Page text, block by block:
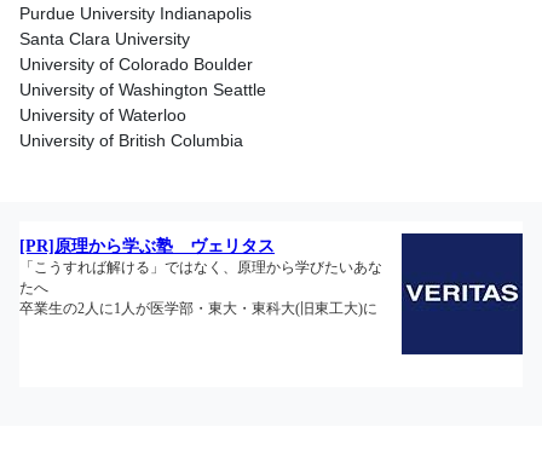
Purdue University Indianapolis
Santa Clara University
University of Colorado Boulder
University of Washington Seattle
University of Waterloo
University of British Columbia